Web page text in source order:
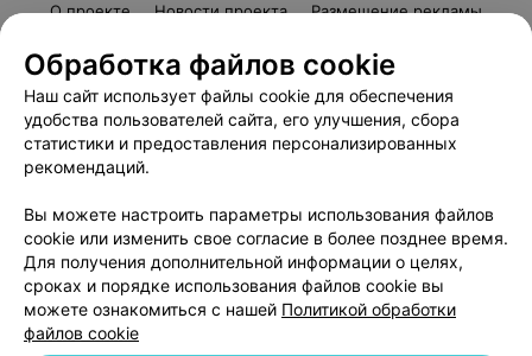
О проекте Новости проекта
Размещение рекламы
Пользовательское соглашение
Способы оплаты
Вакансии
Партнеры
Написать руководителю 103.by
Персональные настройки cookie
Обработка персональных данных
Обработка файлов cookie
Наш сайт использует файлы cookie для обеспечения
удобства пользователей сайта, его улучшения, сбора
статистики и предоставления персонализированных
рекомендаций.
Вы можете настроить параметры использования файлов
cookie или изменить свое согласие в более позднее время.
Для получения дополнительной информации о целях,
сроках и порядке использования файлов cookie вы
можете ознакомиться с нашей Политикой обработки
файлов cookie